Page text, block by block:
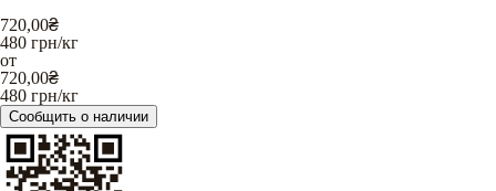
720,00₴
480 грн/кг
от
720,00₴
480 грн/кг
Сообщить о наличии